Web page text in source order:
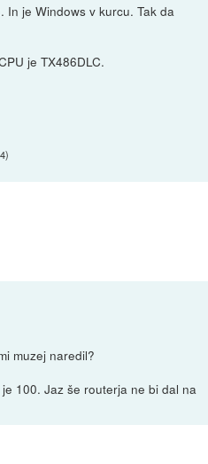
In je Windows v kurcu. Tak da
je TX486DLC.
)
muzej naredil?
100. Jaz še routerja ne bi dal na